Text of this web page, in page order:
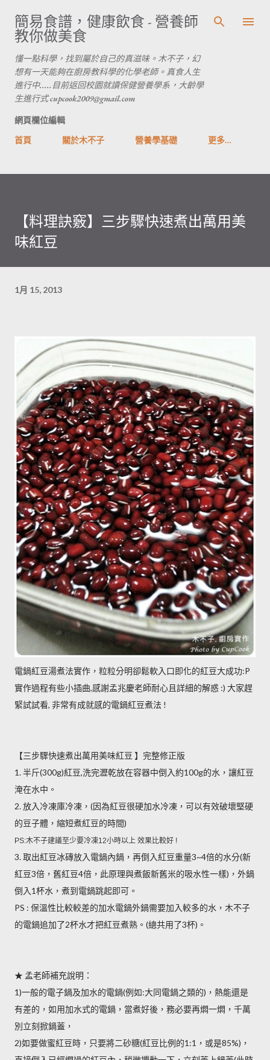
跳到主要內容
簡易食譜，健康飲食 - 營養師
教你做美食
懂一點科學，找到屬於自己的真滋味。木不子，幻
想有一天能夠在廚房教科學的化學老師。真食人生
進行中.....目前返回校園就讀保健營養學系，大齡學
生進行式 cupcook2009@gmail.com
網頁欄位編輯
首頁
關於木不子 營養學基礎 更多…
【料理訣竅】三步驟快速煮出萬用美
味紅豆
1月 15, 2013
電鍋紅豆湯煮法實作，粒粒分明卻鬆軟入口即化的紅豆大成功:P
實作過程有些小插曲,感謝孟兆慶老師耐心且詳細的解惑 :) 大家趕
緊試試看, 非常有成就感的電鍋紅豆煮法 !
【三步驟快速煮出萬用美味紅豆 】完整修正版
1. 半斤(300g)紅豆,洗完瀝乾放在容器中倒入約100g的水，讓紅豆
淹在水中。
2. 放入冷凍庫冷凍，(因為紅豆很硬加水冷凍，可以有效破壞堅硬
的豆子體，縮短煮紅豆的時間)
PS:木不子建議至少要冷凍12小時以上 效果比較好 !
3. 取出紅豆冰磚放入電鍋內鍋，再倒入紅豆重量3~4倍的水分(新
紅豆3倍，舊紅豆4倍，此原理與煮飯新舊米的吸水性一樣)， 外鍋
倒入1杯水，煮到電鍋跳起即可。
PS : 保溫性比較較差的加水電鍋外鍋需要加入較多的水，木不子
的電鍋追加了2杯水才把紅豆煮熟。(總共用了3杯)。
★ 孟老師補充說明：
1)一般的電子鍋及加水的電鍋(例如:大同電鍋之類的)，熱能還是
有差的，如用加水式的電鍋，當煮好後，務必要再燜一燜，千萬
別立刻掀鍋蓋，
2)如要做蜜紅豆時，只要將二砂糖(紅豆比例的1:1，或是85%)，